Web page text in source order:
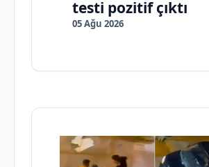
testi pozitif çıktı
05 Ağu 2026